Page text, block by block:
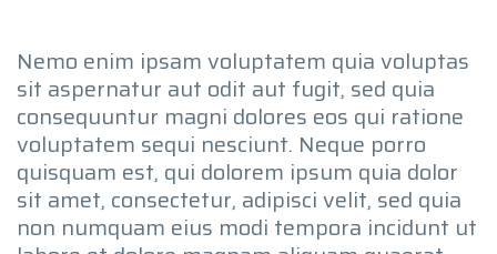
Nemo enim ipsam voluptatem quia voluptas
sit aspernatur aut odit aut fugit, sed quia
consequuntur magni dolores eos qui ratione
voluptatem sequi nesciunt. Neque porro
quisquam est, qui dolorem ipsum quia dolor
sit amet, consectetur, adipisci velit, sed quia
non numquam eius modi tempora incidunt ut